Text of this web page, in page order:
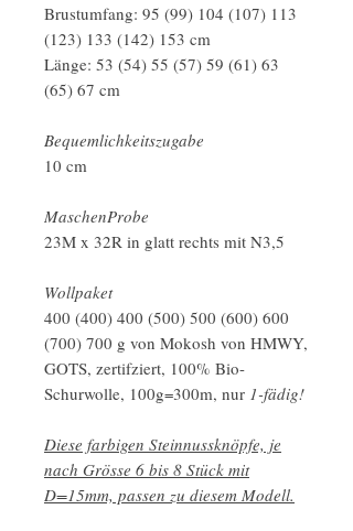
Brustumfang: 95 (99) 104 (107) 113
(123) 133 (142) 153 cm
Länge: 53 (54) 55 (57) 59 (61) 63
(65) 67 cm
Bequemlichkeitszugabe
10 cm
MaschenProbe
23M x 32R in glatt rechts mit N3,5
Wollpaket
400 (400) 400 (500) 500 (600) 600
(700) 700 g von Mokosh von HMWY,
GOTS, zertifziert, 100% Bio-
Schurwolle, 100g=300m, nur 1-fädig!
Diese farbigen Steinnussknöpfe, je
nach Grösse 6 bis 8 Stück mit
D=15mm, passen zu diesem Modell.